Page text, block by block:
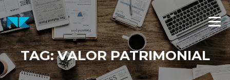
Pular
para
o
conteúdo
Menu
TAG:VALOR PATRIMONIAL